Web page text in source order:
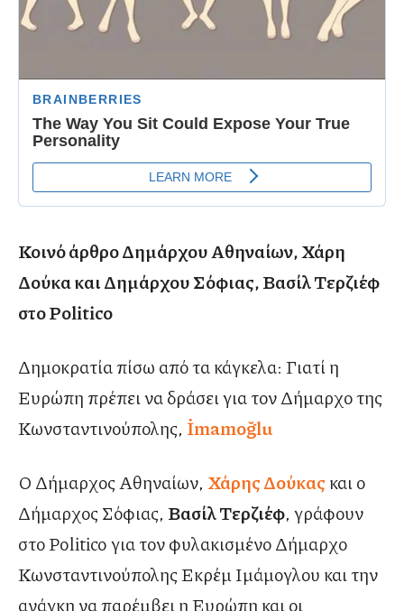
Κοινό άρθρο Δημάρχου Αθηναίων, Χάρη
Δούκα και Δημάρχου Σόφιας, Βασίλ Τερζιέφ
στο Politico
Δημοκρατία πίσω από τα κάγκελα: Γιατί η
Ευρώπη πρέπει να δράσει για τον Δήμαρχο της
Κωνσταντινούπολης, İmamoğlu
Ο Δήμαρχος Αθηναίων, Χάρης Δούκας και ο
Δήμαρχος Σόφιας, Βασίλ Τερζιέφ, γράφουν
στο Politico για τον φυλακισμένο Δήμαρχο
Κωνσταντινούπολης Εκρέμ Ιμάμογλου και την
ανάγκη να παρέμβει η Ευρώπη και οι